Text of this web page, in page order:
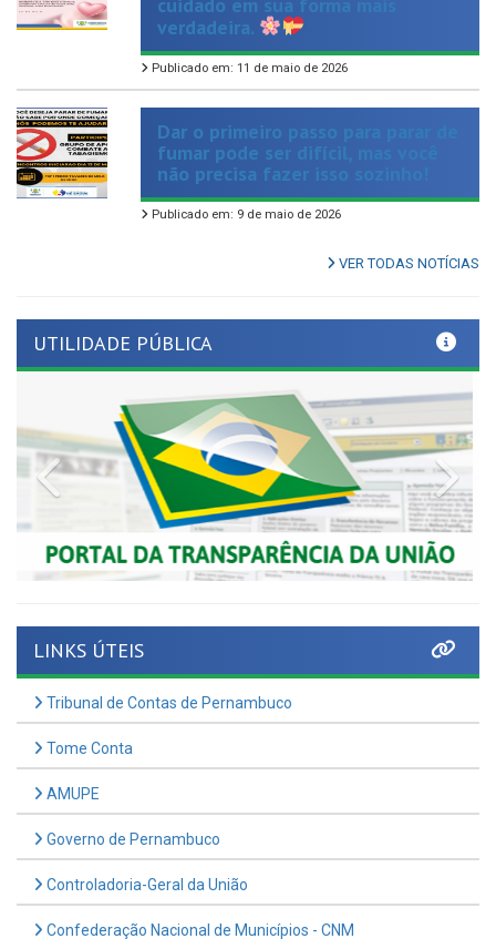
Publicado em: 11 de maio de 2026
Dar o primeiro passo para parar de
fumar pode ser difícil, mas você
não precisa fazer isso sozinho!
Publicado em: 9 de maio de 2026
VER TODAS NOTÍCIAS
Previous
Tribunal de Contas de Pernambuco
Tome Conta
AMUPE
Governo de Pernambuco
Controladoria-Geral da União
Confederação Nacional de Municípios - CNM
QEdu